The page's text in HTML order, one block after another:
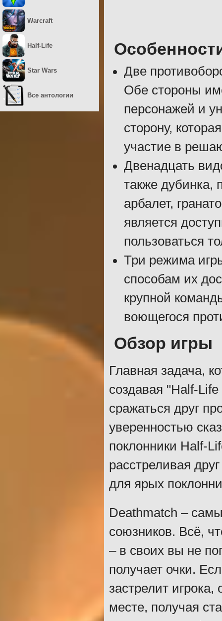
Две
Обе стороны
персонажей и
сторону,
участие в
Двенадцать
также дубинка,
арбалет,
является
пользоваться
Три режима
способам их
крупной
воющегося
Обзор игры
Главная задача,
создавая "Half-
сражаться друг
уверенностью
поклонники Half-
расстреливая
для ярых
Deathmatch –
союзников. Всё,
– в своих вы не
получает очки.
застрелит
месте, получая
Warcraft
Half-Life
Star Wars
Все антологии